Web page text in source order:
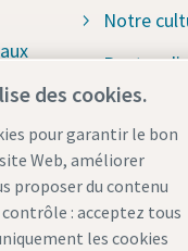
Notre
Postes
Solutions
de l'eau
des cookies.
pour garantir le bon
Web, améliorer
proposer du contenu
: acceptez tous
les cookies